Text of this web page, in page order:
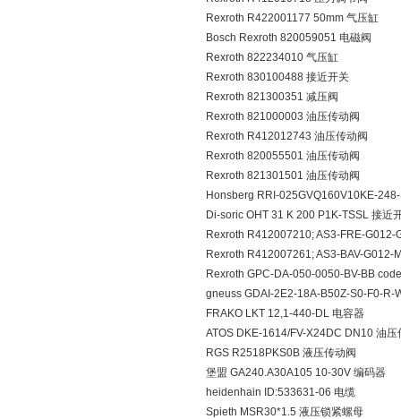
Rexroth R422001177 50mm 气压缸
Bosch Rexroth 820059051 电磁阀
Rexroth 822234010 气压缸
Rexroth 830100488 接近开关
Rexroth 821300351 减压阀
Rexroth 821000003 油压传动阀
Rexroth R412012743 油压传动阀
Rexroth 820055501 油压传动阀
Rexroth 821301501 油压传动阀
Honsberg RRI-025GVQ160V10KE-
Di-soric OHT 31 K 200 P1K-TSSL 接近
Rexroth R412007210; AS3-FRE-
Rexroth R412007261; AS3-BAV-G012-
Rexroth GPC-DA-050-0050-BV-BB
gneuss GDAI-2E2-18A-B50Z-S0-F0-R-
FRAKO LKT 12,1-440-DL 电容器
ATOS DKE-1614/FV-X24DC DN10 油压
RGS R2518PKS0B 液压传动阀
堡盟 GA240.A30A105 10-30V 编码器
heidenhain ID:533631-06 电缆
Spieth MSR30*1.5 液压锁紧螺母